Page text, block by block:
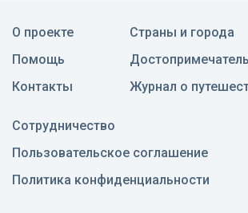
О проекте
Помощь
Контакты
Страны и города
Журнал о
Сотрудничество
Пользовательское соглашение
Политика конфиденциальности